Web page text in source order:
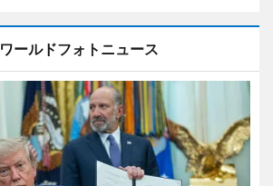
ワールドフォトニュース